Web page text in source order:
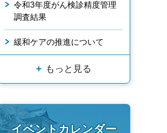
令和3年度がん検診精度管理
調査結果
緩和ケアの推進について
もっと見る
イベントカレンダー